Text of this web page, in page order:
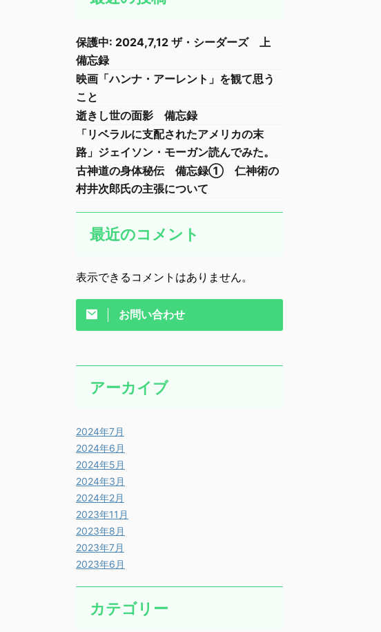
保護中: 2024,7,12 ザ・シーダーズ 上
備忘録
映画「ハンナ・アーレント」を観て思う
こと
逝きし世の面影 備忘録
「リベラルに支配されたアメリカの末
路」ジェイソン・モーガン読んでみた。
古神道の身体秘伝 備忘録① 仁神術の
村井次郎氏の主張について
最近のコメント
表示できるコメントはありません。
お問い合わせ
アーカイブ
2024年7月
2024年6月
2024年5月
2024年3月
2024年2月
2023年11月
2023年8月
2023年7月
2023年6月
カテゴリー